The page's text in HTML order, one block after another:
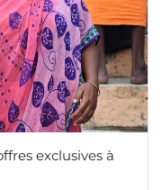
exclusives à